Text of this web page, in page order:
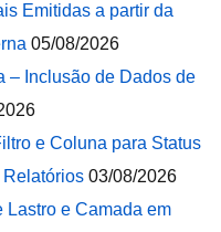
Emitidas a partir da
05/08/2026
– Inclusão de Dados de
e Coluna para Status
03/08/2026
Lastro e Camada em